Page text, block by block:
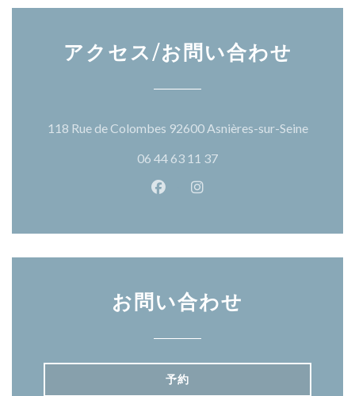
アクセス/お問い合わせ
118 Rue de Colombes 92600 Asnières-sur-Seine((新し
06 44 63 11 37
Facebook ((新しいウィンドウ
Instagram ((新しいウィ
お問い合わせ
予約